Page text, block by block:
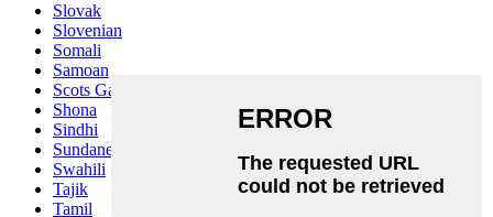
Slovak
Slovenian
Somali
Samoan
Scots Gaelic
Shona
Sindhi
Sundanese
Swahili
Tajik
Tamil